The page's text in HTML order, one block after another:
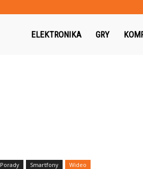
ELEKTRONIKA GRY
Porady Smartfony Wideo